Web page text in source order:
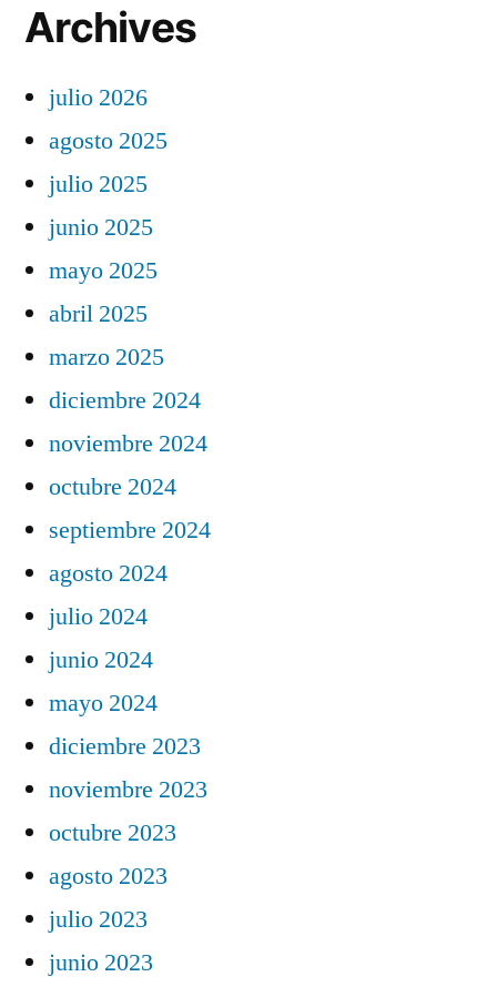
Archives
julio 2026
agosto 2025
julio 2025
junio 2025
mayo 2025
abril 2025
marzo 2025
diciembre 2024
noviembre 2024
octubre 2024
septiembre 2024
agosto 2024
julio 2024
junio 2024
mayo 2024
diciembre 2023
noviembre 2023
octubre 2023
agosto 2023
julio 2023
junio 2023